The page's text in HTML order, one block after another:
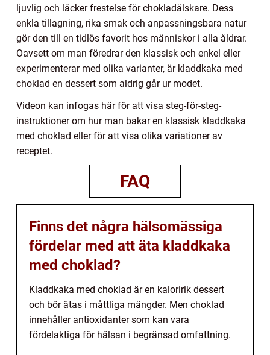
ljuvlig och läcker frestelse för chokladälskare. Dess
enkla tillagning, rika smak och anpassningsbara natur
gör den till en tidlös favorit hos människor i alla åldrar.
Oavsett om man föredrar den klassisk och enkel eller
experimenterar med olika varianter, är kladdkaka med
choklad en dessert som aldrig går ur modet.
Videon kan infogas här för att visa steg-för-steg-
instruktioner om hur man bakar en klassisk kladdkaka
med choklad eller för att visa olika variationer av
receptet.
FAQ
Finns det några hälsomässiga
fördelar med att äta kladdkaka
med choklad?
Kladdkaka med choklad är en kaloririk dessert
och bör ätas i måttliga mängder. Men choklad
innehåller antioxidanter som kan vara
fördelaktiga för hälsan i begränsad omfattning.